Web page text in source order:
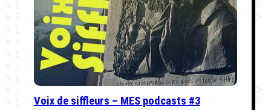
Voix de siffleurs – MES podcasts #3